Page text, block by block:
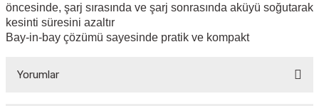
öncesinde, şarj sırasında ve şarj sonrasında aküyü soğutarak
kesinti süresini azaltır
Bay-in-bay çözümü sayesinde pratik ve kompakt
Yorumlar